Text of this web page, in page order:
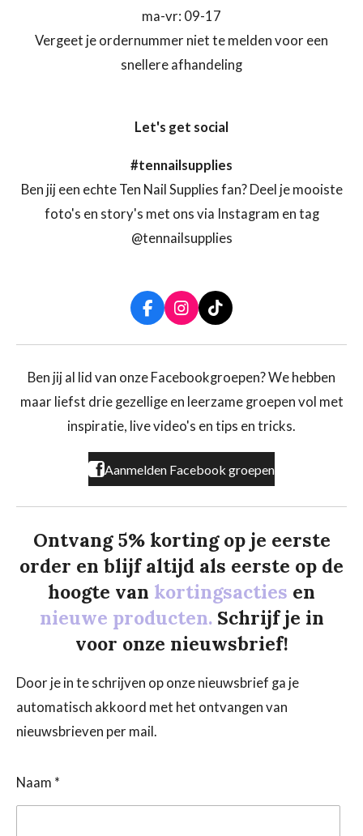
ma-vr: 09-17
Vergeet je ordernummer niet te melden voor een
snellere afhandeling
Let's get social
#tennailsupplies
Ben jij een echte Ten Nail Supplies fan? Deel je mooiste
foto's en story's met ons via Instagram en tag
@tennailsupplies
F
a
c
b
o
k
I
n
s
a
r
a
T
i
k
o
Ben jij al lid van onze Facebookgroepen? We hebben
maar liefst drie gezellige en leerzame groepen vol met
inspiratie, live video's en tips en tricks.
Aanmelden Facebook groepen
Ontvang 5% korting op je eerste
order en blijf altijd als eerste op de
hoogte van kortingsacties en
nieuwe producten. Schrijf je in
voor onze nieuwsbrief!
Door je in te schrijven op onze nieuwsbrief ga je
automatisch akkoord met het ontvangen van
nieuwsbrieven per mail.
Naam *